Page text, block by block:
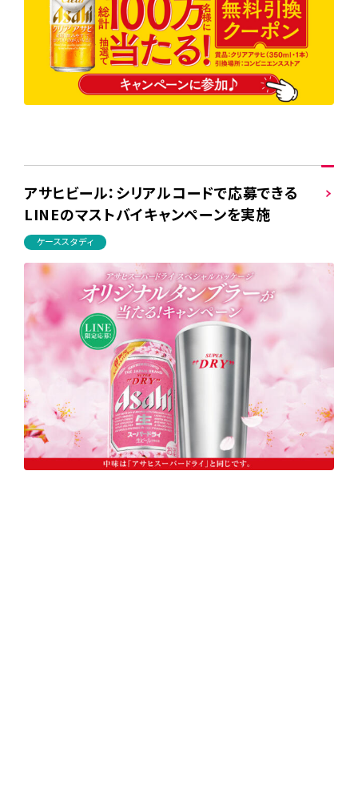
アサヒビール：シリアルコードで応募できる
LINEのマストバイキャンペーンを実施
ケーススタディ